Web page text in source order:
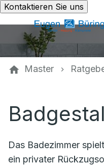
Kontaktieren Sie uns
Master
Das Badezimmer
ein privater